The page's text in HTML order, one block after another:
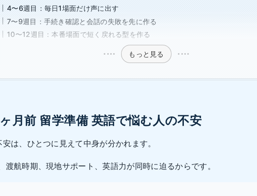
4〜6週目：毎日1場面だけ声に出す
7〜9週目：手続き確認と会話の失敗を先に作る
10〜12週目：本番場面で短く戻れる型を作る
もっと見る
月前 留学準備 英語で悩む人の不安
は、ひとつに見えて中身が分かれます。
渡航時期、現地サポート、英語力が同時に迫るからです。